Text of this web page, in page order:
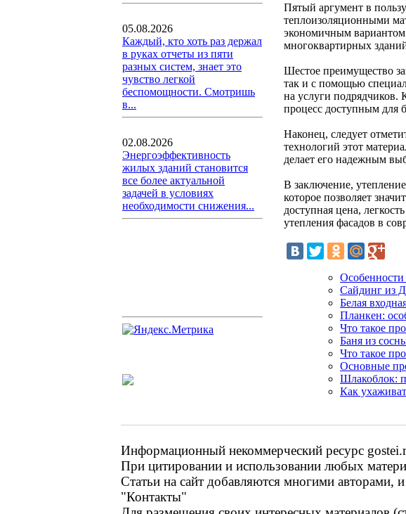
05.08.2026
Каждый, кто хоть раз держал
в руках отчеты из пяти
разных систем, знает это
чувство легкой
беспомощности. Смотришь
в...
02.08.2026
Энергоэффективность
жилых зданий становится
все более актуальной
задачей в условиях
необходимости снижения...
Пятый аргумент в
теплоизоляционными
экономичным
многоквартирных
Шестое преимущество
так и с помощью
на услуги подрядчиков.
процесс доступным для
Наконец, следует
технологий этот
делает его надежным
В заключение,
которое позволяет
доступная цена,
утепления фасадов в
Особенности
Сайдинг из
Белая
Планкен:
Что такое
Баня из
Что такое
Основные
Шлакоблок:
Как
Информационный некоммерческий ресурс
При цитировании и использовании любых
Статьи на сайт добавляются многими авторами,
"Контакты"